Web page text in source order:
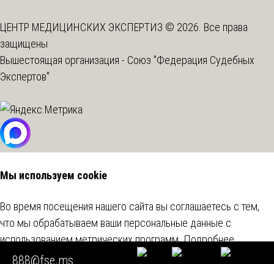
ЦЕНТР МЕДИЦИНСКИХ ЭКСПЕРТИЗ © 2026. Все права
защищены
Вышестоящая организация - Союз "Федерация Судебных
Экспертов"
888@fse.ms
Мы используем cookie
Во время посещения нашего сайта вы соглашаетесь с тем,
что мы обрабатываем ваши персональные данные с
использованием метрических программ.Подробнее